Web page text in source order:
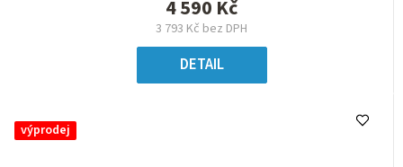
3 793 Kč bez DPH
4 590 Kč
DETAIL
výprodej